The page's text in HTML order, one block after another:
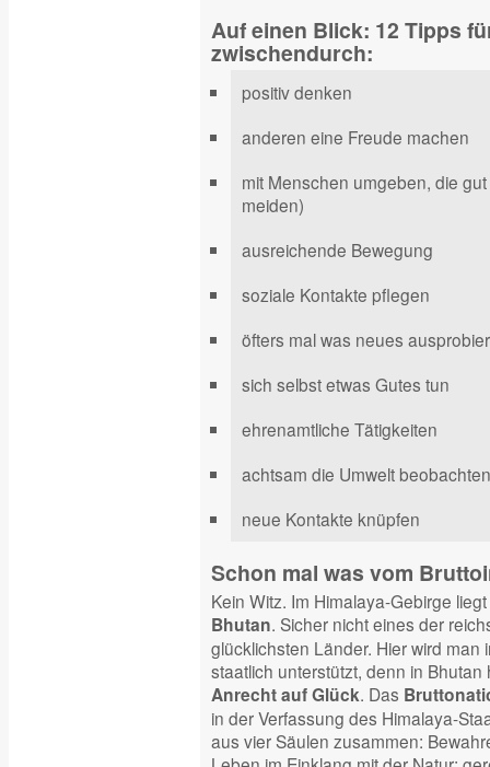
Auf einen Blick: 12 Tipps
zwischendurch:
positiv denken
anderen eine Freude machen
mit Menschen umgeben, die
meiden)
ausreichende Bewegung
soziale Kontakte pflegen
öfters mal was neues
sich selbst etwas Gutes tun
ehrenamtliche Tätigkeiten
achtsam die Umwelt
neue Kontakte knüpfen
Schon mal was vom
Kein Witz. Im Himalaya-Gebirge
Bhutan. Sicher nicht eines der
glücklichsten Länder. Hier wird man
staatlich unterstützt, denn in
Anrecht auf Glück. Das
in der Verfassung des Himalaya-
aus vier Säulen zusammen: